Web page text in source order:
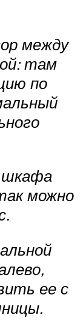
между
там
по
шкафа
можно
ее с